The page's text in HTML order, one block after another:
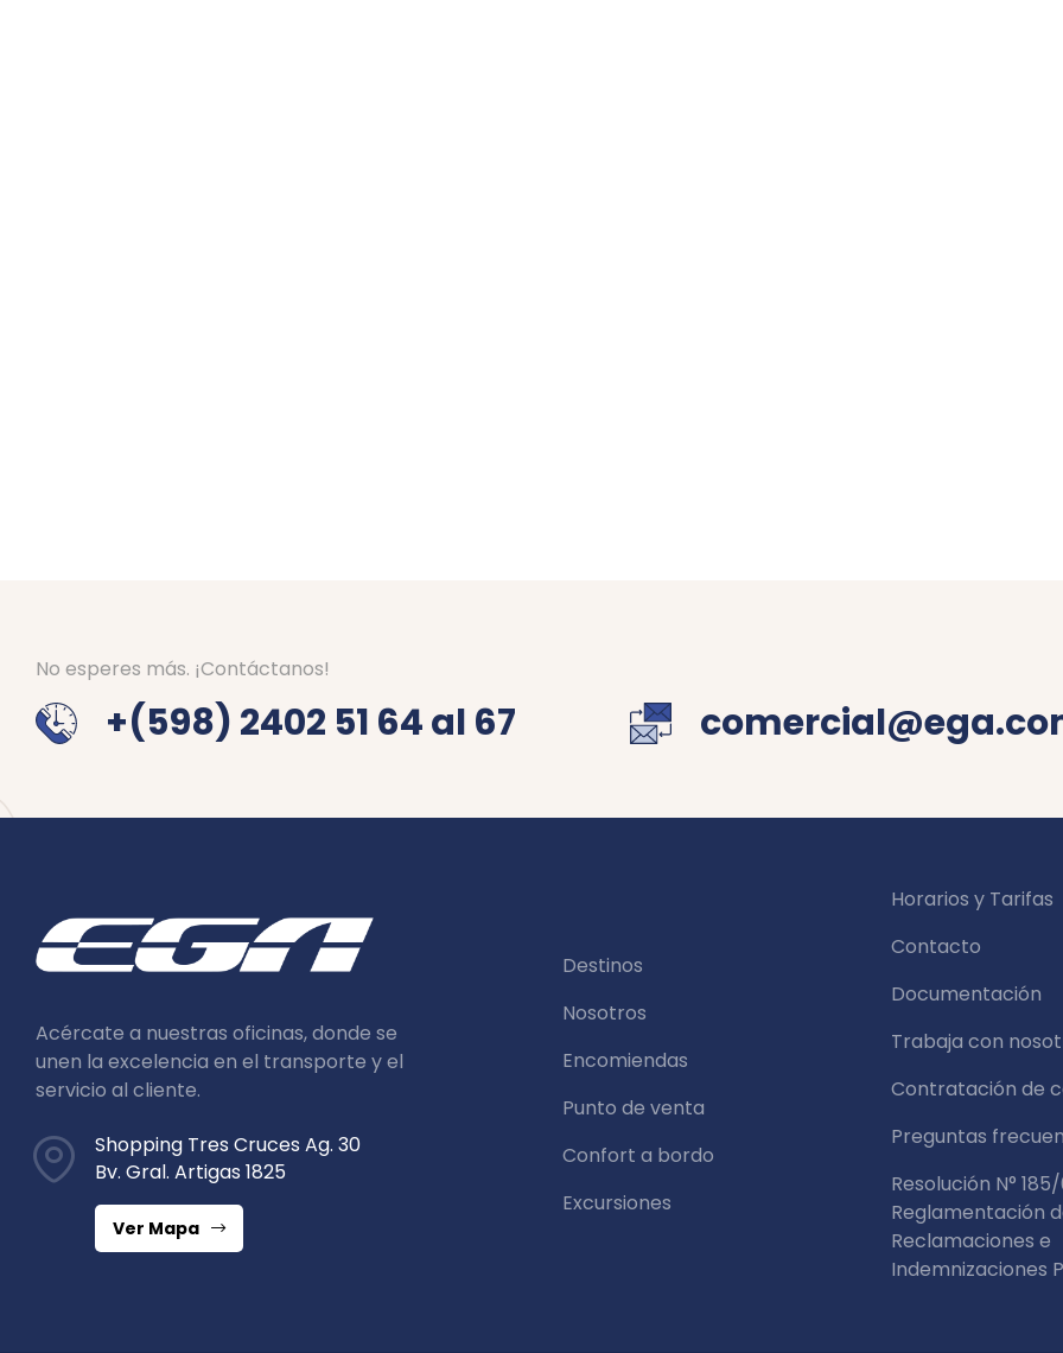
No esperes más. ¡Contáctanos!
+(598) 2402 51 64 al 67
Acércate a nuestras oficinas, donde se
unen la excelencia en el transporte y el
servicio al cliente.
Shopping Tres Cruces Ag. 30
Bv. Gral. Artigas 1825
Ver Mapa
Destinos
Nosotros
Encomiendas
Punto de venta
Confort a bordo
Excursiones
Horarios y Tarifas
Contacto
Documentación
Trabaja con
Contratación de
Preguntas
Resolución N° 185/
Reglamentación
Reclamaciones e
Indemnizaciones